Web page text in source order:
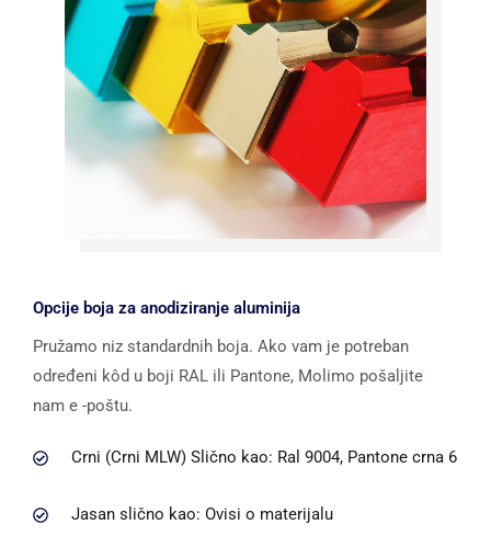
Opcije boja za anodiziranje aluminija
Pružamo niz standardnih boja. Ako vam je potreban
određeni kôd u boji RAL ili Pantone, Molimo pošaljite
nam e -poštu.
Crni (Crni MLW) Slično kao: Ral 9004, Pantone crna 6
Jasan slično kao: Ovisi o materijalu